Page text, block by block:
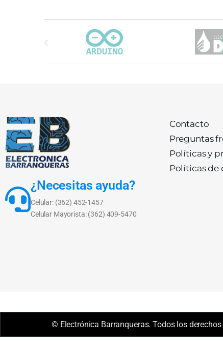
Carrusel de marcas
¿Necesitas ayuda?
Celular: (362) 452-1457
Celular Mayorista: (362) 409-5470
Contacto
Preguntas
Políticas y
Políticas de
© Electrónica Barranqueras. Todos los derechos